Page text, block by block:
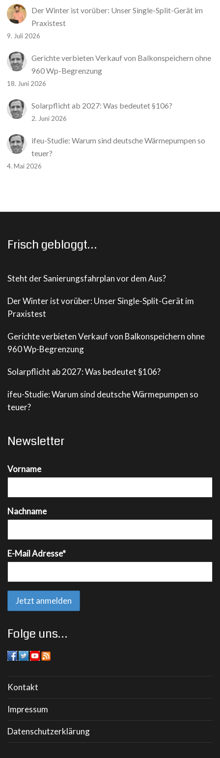
Der Winter ist vorüber: Unser Single-Split-Gerät im
Praxistest
9. Juli 2026
Gerichte verbieten Verkauf von Balkonspeichern ohne
960 Wp-Begrenzung
18. Juni 2026
Solarpflicht ab 2027: Was bedeutet §106?
2. Juni 2026
ifeu-Studie: Warum sind deutsche Wärmepumpen so
teuer?
4. Mai 2026
Frisch gebloggt…
Steht der Sanierungsfahrplan vor dem Aus?
Der Winter ist vorüber: Unser Single-Split-Gerät im
Praxistest
Gerichte verbieten Verkauf von Balkonspeichern ohne
960 Wp-Begrenzung
Solarpflicht ab 2027: Was bedeutet §106?
ifeu-Studie: Warum sind deutsche Wärmepumpen so
teuer?
Newsletter
Vorname
Nachname
E-Mail Adresse*
Folge uns…
Kontakt
Impressum
Datenschutzerklärung